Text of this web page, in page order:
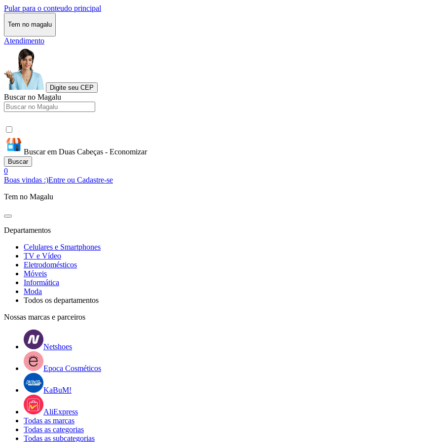
Pular para o conteudo principal
Tem no magalu
Atendimento
Digite seu CEP
Buscar no Magalu
Buscar em Duas Cabeças - Economizar
Buscar
0
Boas vindas :)Entre ou Cadastre-se
Tem no Magalu
Departamentos
Celulares e Smartphones
TV e Vídeo
Eletrodomésticos
Móveis
Informática
Moda
Todos os departamentos
Nossas marcas e parceiros
Netshoes
Epoca Cosméticos
KaBuM!
AliExpress
Todas as marcas
Todas as categorias
Todas as subcategorias